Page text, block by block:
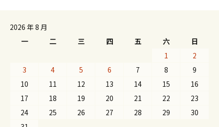
2026 年 8 月
一
二 三 四 五 六
日
1
2
3
4 5 6 7 8
9
10
11 12 13 14 15
16
17
18 19 20 21 22
23
24
25 26 27 28 29
30